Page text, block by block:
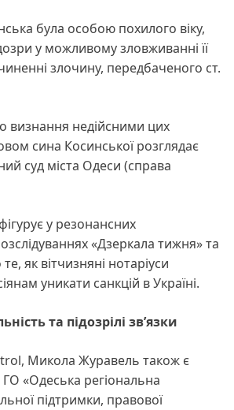
була особою похилого віку,
у можливому зловживанні її
злочину, передбаченого ст.
визнання недійсними цих
сина Косинської розглядає
суд міста Одеси (справа
у резонансних
«Дзеркала тижня» та
як вітчизняні нотаріуси
уникати санкцій в Україні.
та підозрілі зв’язки
Микола Журавель також є
«Одеська регіональна
підтримки, правової